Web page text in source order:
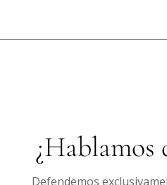
¿Hablamos
Defendemos